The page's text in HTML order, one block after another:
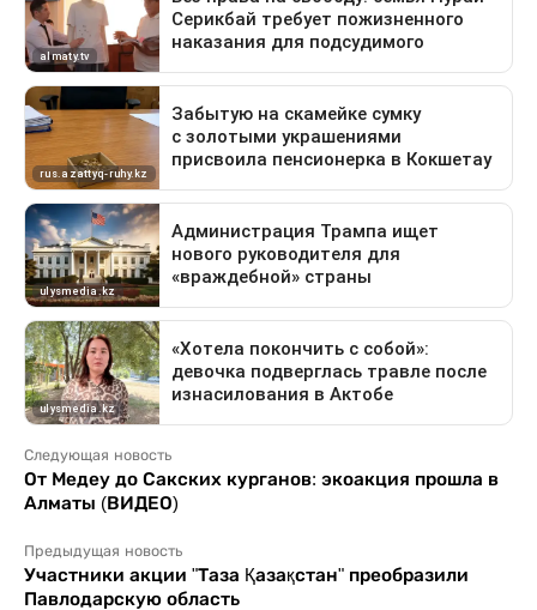
Следующая новость
От Медеу до Сакских курганов: экоакция прошла в
Алматы (ВИДЕО)
Предыдущая новость
Участники акции "Таза Қазақстан" преобразили
Павлодарскую область